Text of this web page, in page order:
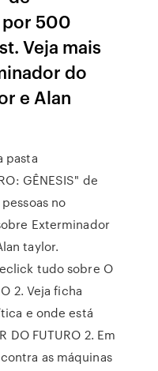
500
Veja mais
do
e Alan
pasta
GÊNESIS" de
no
Exterminador
taylor.
tudo sobre O
2. Veja ficha
e onde está
DO FUTURO 2. Em
as máquinas